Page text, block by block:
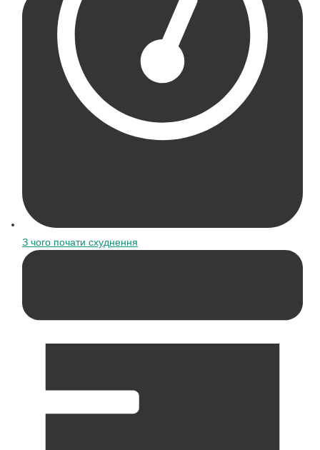
З чого почати схуднення